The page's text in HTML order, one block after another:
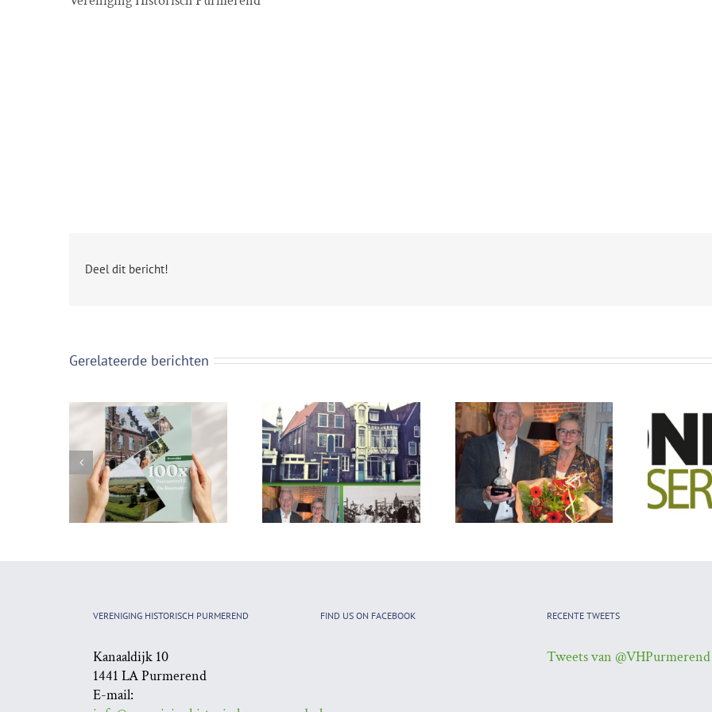
Deel dit bericht!
Gerelateerde berichten
(opnieuw) te ontdekken
VERENIGING HISTORISCH PURMEREND
Kanaaldijk 10
1441 LA Purmerend
E-mail:
FIND US ON FACEBOOK RECENTE TWEETS
Tweets van @VHPurmerend